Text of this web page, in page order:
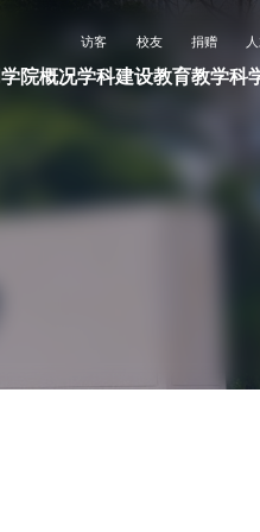
访客 校友 捐赠
学院概况学科建设教育教学科